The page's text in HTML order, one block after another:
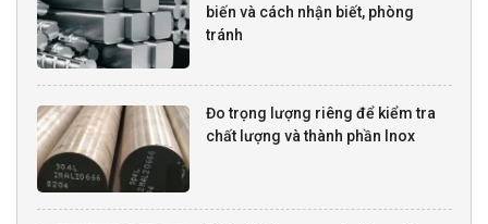
biến và cách nhận biết, phòng
tránh
Đo trọng lượng riêng để kiểm tra
chất lượng và thành phần Inox